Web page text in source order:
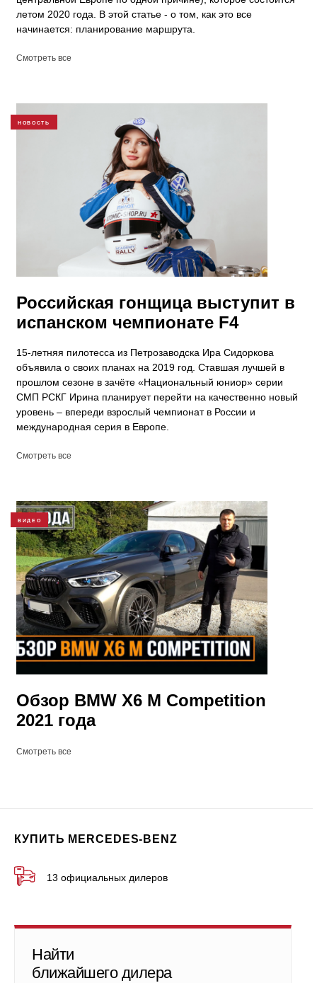
летом 2020 года. В этой статье - о том, как это все
начинается: планирование маршрута.
Смотреть все
НОВОСТЬ
Российская гонщица выступит в
испанском чемпионате F4
15-летняя пилотесса из Петрозаводска Ира Сидоркова
объявила о своих планах на 2019 год. Ставшая лучшей в
прошлом сезоне в зачёте «Национальный юниор» серии
СМП РСКГ Ирина планирует перейти на качественно новый
уровень – впереди взрослый чемпионат в России и
международная серия в Европе.
Смотреть все
ВИДЕО
Обзор BMW X6 M Competition
2021 года
Смотреть все
КУПИТЬ MERCEDES-BENZ
13 официальных дилеров
Найти
ближайшего дилера